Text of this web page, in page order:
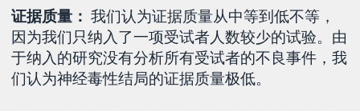
证据质量： 我们认为证据质量从中等到低不等，
因为我们只纳入了一项受试者人数较少的试验。由
于纳入的研究没有分析所有受试者的不良事件，我
们认为神经毒性结局的证据质量极低。